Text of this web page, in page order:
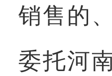
销售的
委托河